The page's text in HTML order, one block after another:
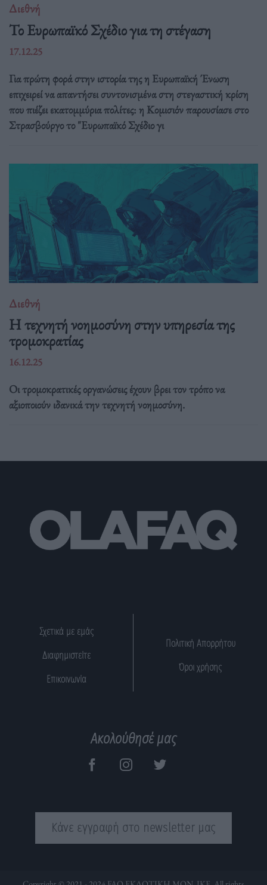
Διεθνή
Το Ευρωπαϊκό Σχέδιο για τη στέγαση
17.12.25
Για πρώτη φορά στην ιστορία της η Ευρωπαϊκή Ένωση
επιχειρεί να απαντήσει συντονισμένα στη στεγαστική κρίση
που πιέζει εκατομμύρια πολίτες: η Κομισιόν παρουσίασε στο
Στρασβούργο το "Ευρωπαϊκό Σχέδιο γι
Διεθνή
Η τεχνητή νοημοσύνη στην υπηρεσία της
τρομοκρατίας
16.12.25
Οι τρομοκρατικές οργανώσεις έχουν βρει τον τρόπο να
αξιοποιούν ιδανικά την τεχνητή νοημοσύνη.
Σχετικά με εμάς
Διαφημιστείτε
Επικοινωνία
Πολιτική Απορρήτου
Όροι χρήσης
Ακολούθησέ μας
Κάνε εγγραφή στο newsletter μας